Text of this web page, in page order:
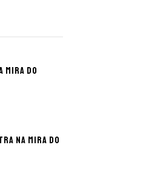
mira do
na mira do